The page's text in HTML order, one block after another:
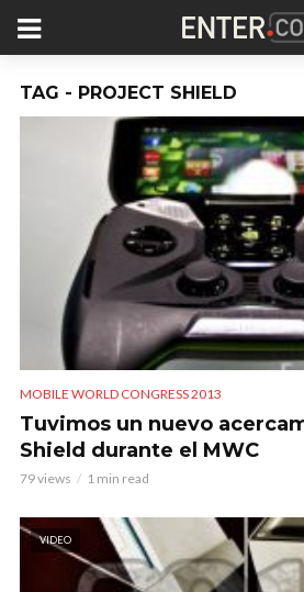
TAG - PROJECT SHIELD
MOBILE WORLD CONGRESS 2013
Tuvimos un nuevo
Shield durante el MWC
79 views 1 min read
VIDEO